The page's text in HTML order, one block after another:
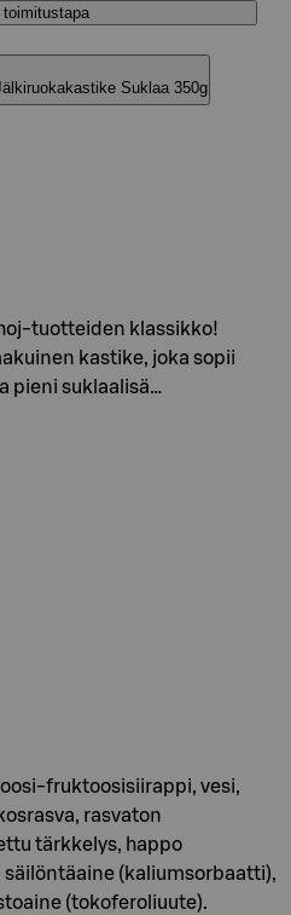
toimitustapa
Suklaa 350g
tuotteiden klassikko!
kastike, joka sopii
pieni suklaalisä…
fruktoosisiirappi, vesi,
rasvaton
tärkkelys, happo
säilöntäaine (kaliumsorbaatti),
(tokoferoliuute).